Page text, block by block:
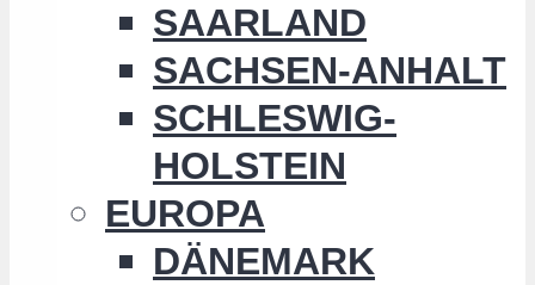
SAARLAND
SACHSEN-ANHALT
SCHLESWIG-
HOLSTEIN
EUROPA
DÄNEMARK